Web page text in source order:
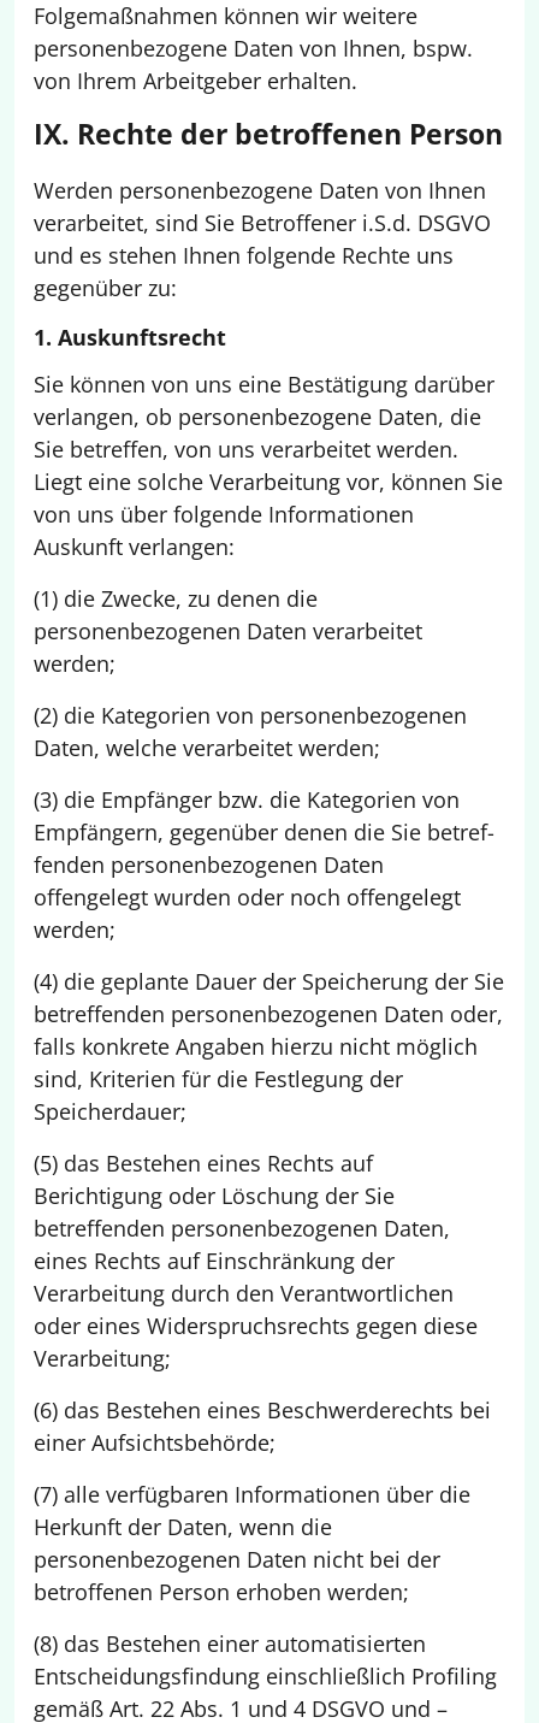
Folgemaßnahmen können wir weitere
personenbezogene Daten von Ihnen, bspw.
von Ihrem Arbeitgeber erhalten.
IX. Rechte der betroffenen Person
Werden personenbezogene Daten von Ihnen
verarbeitet, sind Sie Betroffener i.S.d. DSGVO
und es stehen Ihnen folgende Rechte uns
gegenüber zu:
1. Auskunftsrecht
Sie können von uns eine Bestätigung darüber
verlangen, ob personenbezogene Daten, die
Sie betreffen, von uns verarbeitet werden.
Liegt eine solche Verarbeitung vor, können Sie
von uns über folgende Informationen
Auskunft verlangen:
(1) die Zwecke, zu denen die
personenbezogenen Daten verarbeitet
werden;
(2) die Kategorien von personenbezogenen
Daten, welche verarbeitet werden;
(3) die Empfänger bzw. die Kategorien von
Empfängern, gegenüber denen die Sie betref­
fenden personenbezogenen Daten
offengelegt wurden oder noch offengelegt
werden;
(4) die geplante Dauer der Speicherung der Sie
betreffenden personenbezogenen Daten oder,
falls konkrete Angaben hierzu nicht möglich
sind, Kriterien für die Festlegung der
Speicherdauer;
(5) das Bestehen eines Rechts auf
Berichtigung oder Löschung der Sie
betreffenden personenbezogenen Daten,
eines Rechts auf Einschränkung der
Verarbeitung durch den Verantwortlichen
oder eines Widerspruchsrechts gegen diese
Verarbeitung;
(6) das Bestehen eines Beschwerderechts bei
einer Aufsichtsbehörde;
(7) alle verfügbaren Informationen über die
Herkunft der Daten, wenn die
personenbezogenen Daten nicht bei der
betroffenen Person erhoben werden;
(8) das Bestehen einer automatisierten
Entscheidungsfindung einschließlich Profiling
gemäß Art. 22 Abs. 1 und 4 DSGVO und –